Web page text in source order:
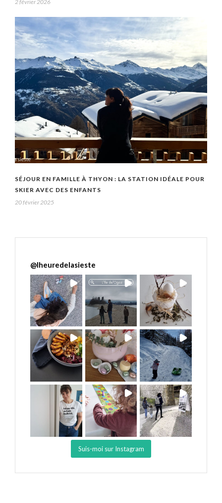
2 février 2026
SÉJOUR EN FAMILLE À THYON : LA STATION IDÉALE POUR
SKIER AVEC DES ENFANTS
20 février 2025
@lheuredelasieste
Suis-moi sur Instagram